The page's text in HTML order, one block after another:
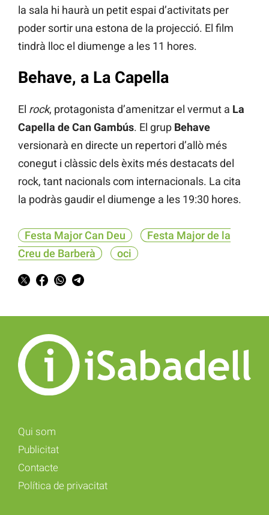
la sala hi haurà un petit espai d’activitats per
poder sortir una estona de la projecció. El film
tindrà lloc el diumenge a les 11 hores.
Behave, a La Capella
El rock, protagonista d’amenitzar el vermut a La
Capella de Can Gambús. El grup Behave
versionarà en directe un repertori d’allò més
conegut i clàssic dels èxits més destacats del
rock, tant nacionals com internacionals. La cita
la podràs gaudir el diumenge a les 19:30 hores.
Festa Major Can Deu
Festa Major de la
Creu de Barberà
oci
Qui som
Publicitat
Contacte
Política de privacitat